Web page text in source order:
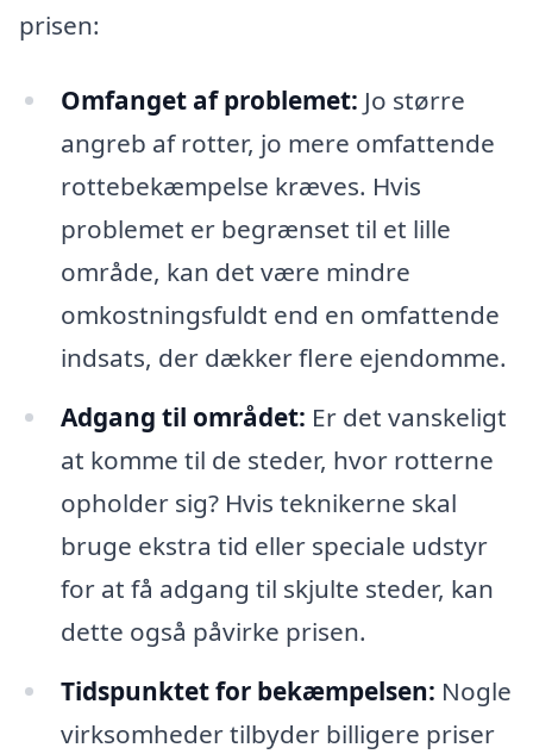
prisen:
Omfanget af problemet: Jo større
angreb af rotter, jo mere omfattende
rottebekæmpelse kræves. Hvis
problemet er begrænset til et lille
område, kan det være mindre
omkostningsfuldt end en omfattende
indsats, der dækker flere ejendomme.
Adgang til området: Er det vanskeligt
at komme til de steder, hvor rotterne
opholder sig? Hvis teknikerne skal
bruge ekstra tid eller speciale udstyr
for at få adgang til skjulte steder, kan
dette også påvirke prisen.
Tidspunktet for bekæmpelsen: Nogle
virksomheder tilbyder billigere priser